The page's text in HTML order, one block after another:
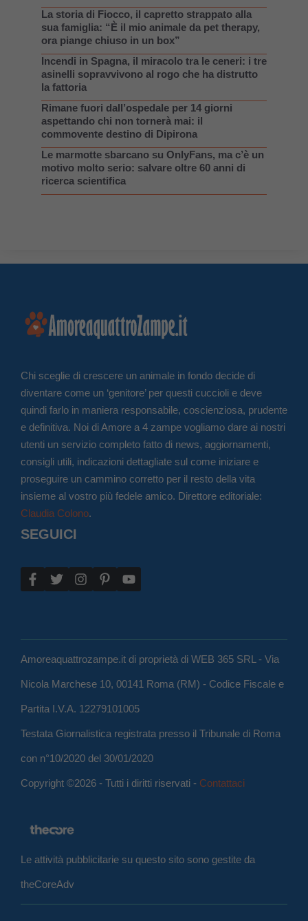
La storia di Fiocco, il capretto strappato alla
sua famiglia: “È il mio animale da pet therapy,
ora piange chiuso in un box”
Incendi in Spagna, il miracolo tra le ceneri: i tre
asinelli sopravvivono al rogo che ha distrutto
la fattoria
Rimane fuori dall’ospedale per 14 giorni
aspettando chi non tornerà mai: il
commovente destino di Dipirona
Le marmotte sbarcano su OnlyFans, ma c’è un
motivo molto serio: salvare oltre 60 anni di
ricerca scientifica
Chi sceglie di crescere un animale in fondo decide di
diventare come un ‘genitore’ per questi cuccioli e deve
quindi farlo in maniera responsabile, coscienziosa, prudente
e definitiva. Noi di Amore a 4 zampe vogliamo dare ai nostri
utenti un servizio completo fatto di news, aggiornamenti,
consigli utili, indicazioni dettagliate sul come iniziare e
proseguire un cammino corretto per il resto della vita
insieme al vostro più fedele amico. Direttore editoriale:
Claudia Colono.
SEGUICI
Amoreaquattrozampe.it di proprietà di WEB 365 SRL - Via
Nicola Marchese 10, 00141 Roma (RM) - Codice Fiscale e
Partita I.V.A. 12279101005
Testata Giornalistica registrata presso il Tribunale di Roma
con n°10/2020 del 30/01/2020
Copyright ©2026 - Tutti i diritti riservati - Contattaci
Le attività pubblicitarie su questo sito sono gestite da
theCoreAdv